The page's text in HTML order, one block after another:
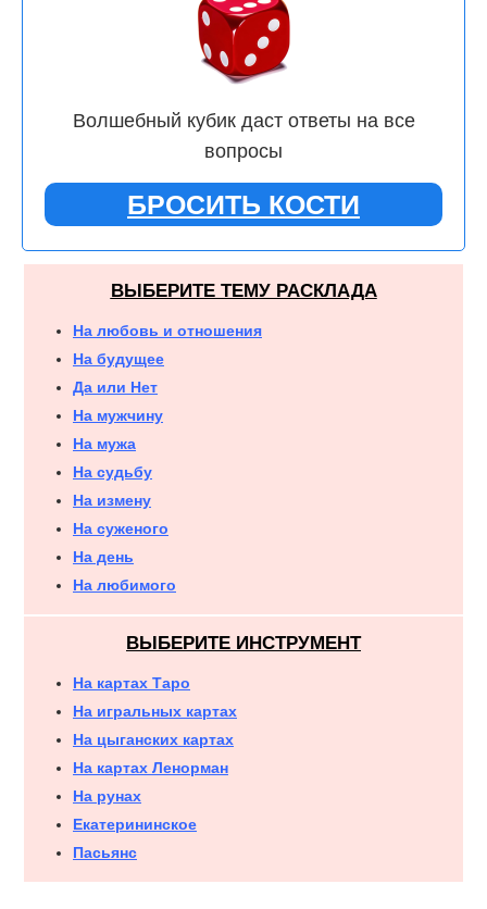
Волшебный кубик даст ответы на все
вопросы
БРОСИТЬ КОСТИ
ВЫБЕРИТЕ ТЕМУ РАСКЛАДА
На любовь и отношения
На будущее
Да или Нет
На мужчину
На мужа
На судьбу
На измену
На суженого
На день
На любимого
ВЫБЕРИТЕ ИНСТРУМЕНТ
На картах Таро
На игральных картах
На цыганских картах
На картах Ленорман
На рунах
Екатерининское
Пасьянс